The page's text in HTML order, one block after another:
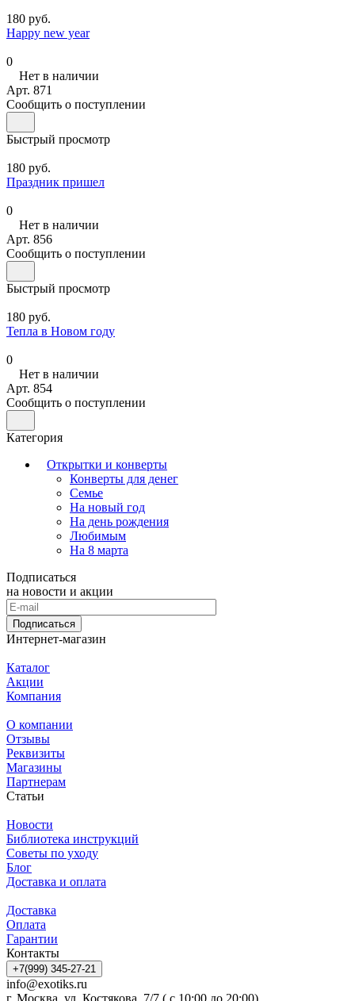
180 руб.
Happy new year
0
Нет в наличии
Арт. 871
Сообщить о поступлении
Быстрый просмотр
180 руб.
Праздник пришел
0
Нет в наличии
Арт. 856
Сообщить о поступлении
Быстрый просмотр
180 руб.
Тепла в Новом году
0
Нет в наличии
Арт. 854
Сообщить о поступлении
Категория
Открытки и конверты
Конверты для денег
Семье
На новый год
На день рождения
Любимым
На 8 марта
Подписаться
на новости и акции
Подписаться
Интернет-магазин
Каталог
Акции
Компания
О компании
Отзывы
Реквизиты
Магазины
Партнерам
Статьи
Новости
Библиотека инструкций
Советы по уходу
Блог
Доставка и оплата
Доставка
Оплата
Гарантии
Контакты
+7(999) 345-27-21
info@exotiks.ru
г. Москва, ул. Костякова, 7/7 ( с 10:00 до 20:00)